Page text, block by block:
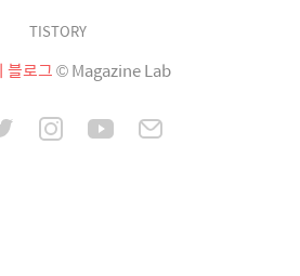
TISTORY
블로그© Magazine Lab